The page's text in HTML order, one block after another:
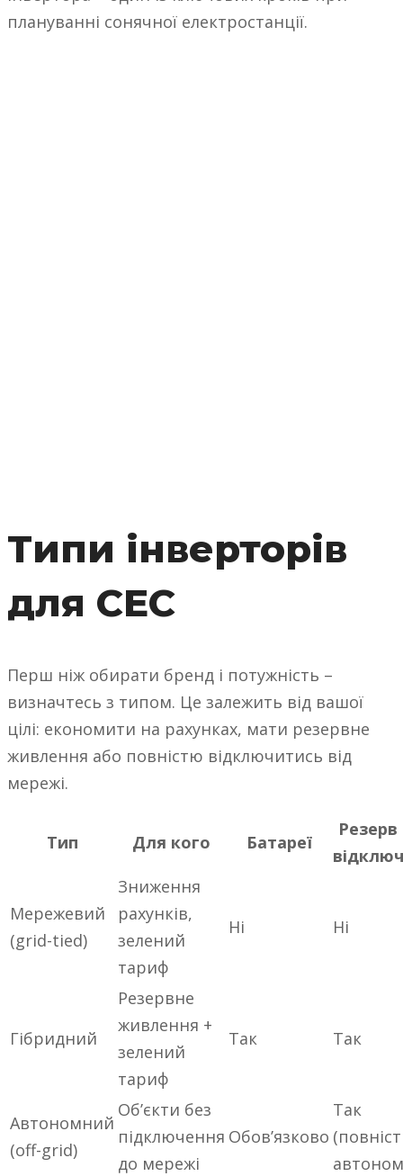
плануванні сонячної електростанції.
Типи інверторів
для СЕС
Перш ніж обирати бренд і потужність –
визначтесь з типом. Це залежить від вашої
цілі: економити на рахунках, мати резервне
живлення або повністю відключитись від
мережі.
Тип Для кого Батареї
Резерв
Мережевий
(grid-tied)
Зниження
рахунків,
зелений
тариф
Ні Ні
Гібридний
Резервне
живлення +
зелений
тариф
Так Так
Автономний
(off-grid)
Об’єкти без
підключення
до мережі
Обов’язково
Так